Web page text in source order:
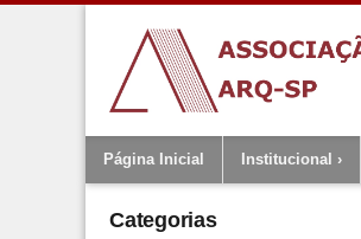
Página Inicial Institucional
Categorias